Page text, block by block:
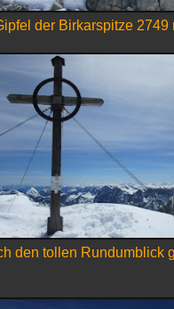
der Birkarspitze 2749
den tollen Rundumblick